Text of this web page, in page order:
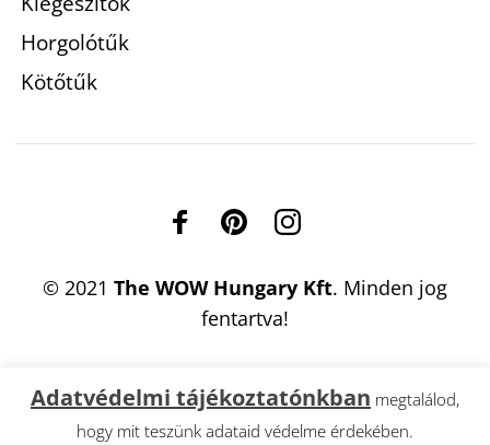
Horgolótűk
Kötőtűk
© 2021 The WOW Hungary Kft. Minden jog
fentartva!
Adatvédelmi tájékoztatónkban megtalálod,
hogy mit teszünk adataid védelme érdekében.